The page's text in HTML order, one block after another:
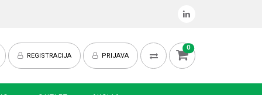
REGISTRACIJA PRIJAVA
0